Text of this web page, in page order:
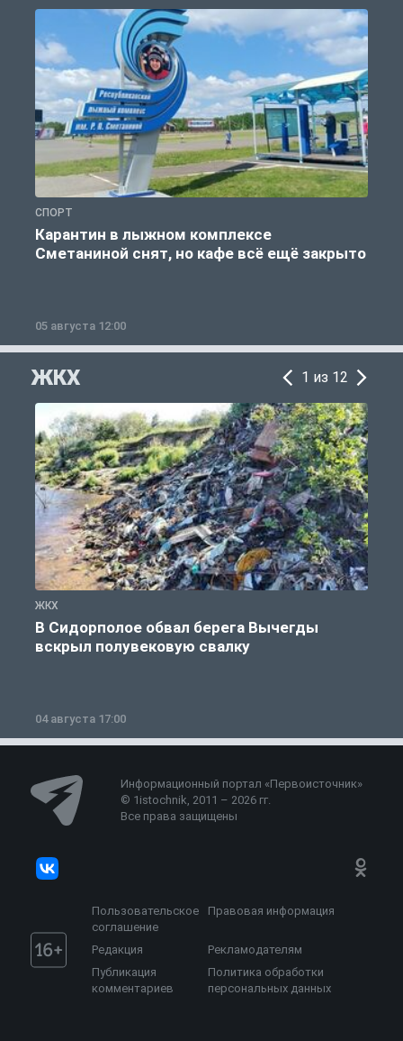
СПОРТ
Карантин в лыжном комплексе
Сметаниной снят, но кафе всё ещё закрыто
05 августа 12:00
ЖКХ 1 из 12
ЖКХ
В Сидорполое обвал берега Вычегды
вскрыл полувековую свалку
04 августа 17:00
Информационный портал «Первоисточник»
© 1istochnik, 2011 – 2026 гг.
Все права защищены
Пользовательское
соглашение
Правовая информация
Редакция
Рекламодателям
Публикация
комментариев
Политика обработки
персональных данных